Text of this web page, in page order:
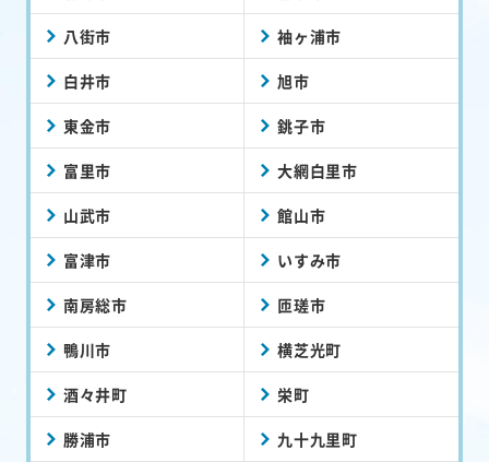
八街市 袖ヶ浦市
白井市 旭市
東金市 銚子市
富里市 大網白里市
山武市 館山市
富津市 いすみ市
南房総市 匝瑳市
鴨川市 横芝光町
酒々井町 栄町
勝浦市 九十九里町